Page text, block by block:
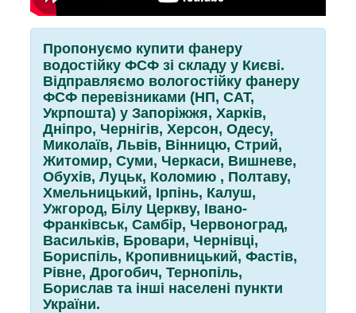
Пропонуємо купити фанеру
водостійку ФСФ зі складу у Києві.
Відправляємо вологостійку фанеру
ФСФ перевізниками (НП, САТ,
Укрпошта) у Запоріжжя, Харків,
Дніпро, Чернігів, Херсон, Одесу,
Миколаїв, Львів, Вінницю, Стрий,
Житомир, Суми, Черкаси, Вишневе,
Обухів, Луцьк, Коломию , Полтаву,
Хмельницький, Ірпінь, Калуш,
Ужгород, Білу Церкву, Івано-
Франківськ, Самбір, Червоноград,
Васильків, Бровари, Чернівці,
Бориспіль, Кропивницький, Фастів,
Рівне, Дрогобич, Тернопіль,
Борислав та інші населені пункти
України.